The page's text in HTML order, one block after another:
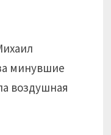
минувшие
воздушная